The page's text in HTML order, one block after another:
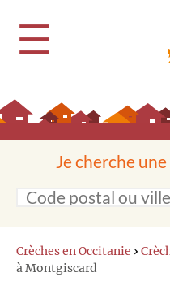
☰
Je cherche
Crèches en Occitanie ›
à Montgiscard